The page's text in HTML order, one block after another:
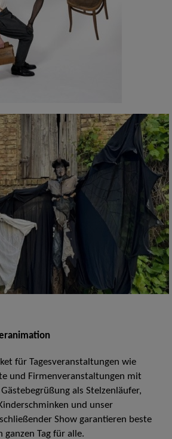
für Tagesveranstaltungen wie
und Firmenveranstaltungen mit
als Stelzenläufer,
und unser
Show garantieren beste
Tag für alle.